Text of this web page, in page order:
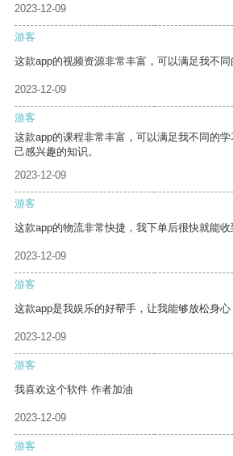
2023-12-09
游客
这款app的视频资源非常丰富，可以满足我不同
2023-12-09
游客
这款app的课程非常丰富，可以满足我不同的
己感兴趣的知识。
2023-12-09
游客
这款app的物流非常快捷，我下单后很快就能收
2023-12-09
游客
这款app是我娱乐的好帮手，让我能够放松身心
2023-12-09
游客
我喜欢这个软件 作者加油
2023-12-09
游客